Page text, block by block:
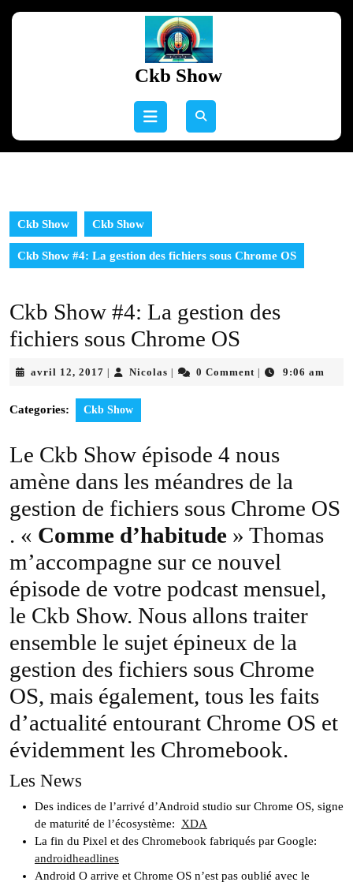
Ckb Show
Open
Ckb Show Ckb Show
Ckb Show #4: La gestion des fichiers sous Chrome OS
Ckb Show #4: La gestion des
fichiers sous Chrome OS
avril 12, 2017 avril
2017
Nicolas Nicolas0 Comment 9:06 am
Categories: Ckb Show
Le Ckb Show épisode 4 nous
amène dans les méandres de la
gestion de fichiers sous Chrome OS
. « Comme d’habitude » Thomas
m’accompagne sur ce nouvel
épisode de votre podcast mensuel,
le Ckb Show. Nous allons traiter
ensemble le sujet épineux de la
gestion des fichiers sous Chrome
OS, mais également, tous les faits
d’actualité entourant Chrome OS et
évidemment les Chromebook.
Les News
Des indices de l’arrivé d’Android studio sur Chrome OS, signe
de maturité de l’écosystème: XDA
La fin du Pixel et des Chromebook fabriqués par Google:
androidheadlines
Android O arrive et Chrome OS n’est pas oublié avec le